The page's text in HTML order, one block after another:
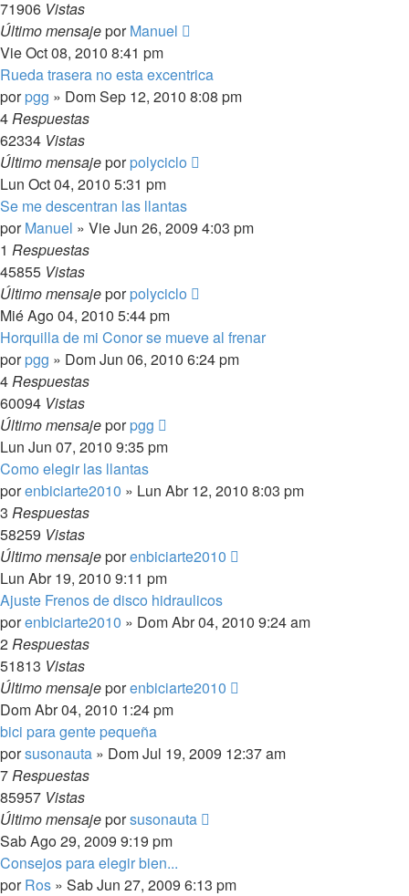
71906 Vistas
Último mensajeporManuel
Vie Oct 08, 2010 8:41 pm
Rueda trasera no esta excentrica
porpgg » Dom Sep 12, 2010 8:08 pm
4Respuestas
62334 Vistas
Último mensajeporpolyciclo
Lun Oct 04, 2010 5:31 pm
Se me descentran las llantas
porManuel » Vie Jun 26, 2009 4:03 pm
1 Respuestas
45855 Vistas
Último mensajeporpolyciclo
Mié Ago 04, 2010 5:44 pm
Horquilla de mi Conor se mueve al frenar
porpgg » Dom Jun 06, 2010 6:24 pm
4Respuestas
60094 Vistas
Último mensajeporpgg
Lun Jun 07, 2010 9:35 pm
Como elegir las llantas
porenbiciarte2010 » Lun Abr 12, 2010 8:03 pm
3 Respuestas
58259 Vistas
Último mensajeporenbiciarte2010
Lun Abr 19, 2010 9:11 pm
Ajuste Frenos de disco hidraulicos
porenbiciarte2010 » Dom Abr 04, 2010 9:24 am
2Respuestas
51813 Vistas
Último mensajeporenbiciarte2010
Dom Abr 04, 2010 1:24 pm
bici para gente pequeña
porsusonauta » Dom Jul 19, 2009 12:37 am
7Respuestas
85957 Vistas
Último mensajeporsusonauta
Sab Ago 29, 2009 9:19 pm
Consejos para elegir bien...
porRos » Sab Jun 27, 2009 6:13 pm